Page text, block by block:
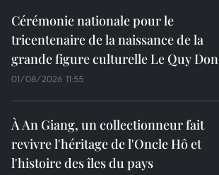
Cérémonie nationale pour le
tricentenaire de la naissance de la
grande figure culturelle Le Quy Don
01/08/2026 11:55
À An Giang, un collectionneur fait
revivre l'héritage de l'Oncle Hô et
l'histoire des îles du pays